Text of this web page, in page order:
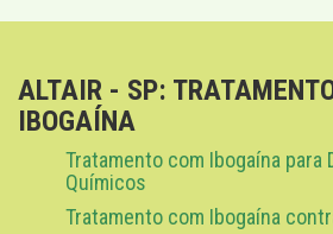
ALTAIR - SP:
IBOGAÍNA
Tratamento com Ibogaína para
Químicos
Tratamento com Ibogaína